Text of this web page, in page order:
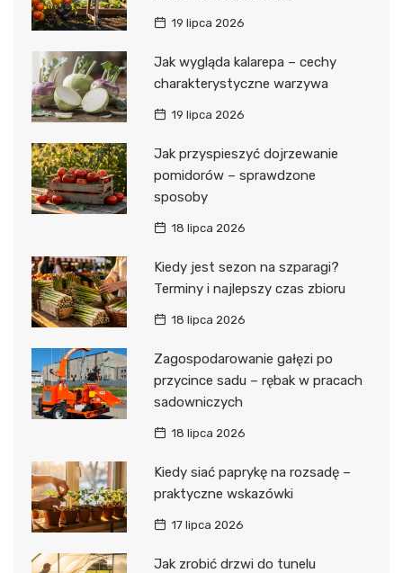
19 lipca 2026
Jak wygląda kalarepa – cechy
charakterystyczne warzywa
19 lipca 2026
Jak przyspieszyć dojrzewanie
pomidorów – sprawdzone
sposoby
18 lipca 2026
Kiedy jest sezon na szparagi?
Terminy i najlepszy czas zbioru
18 lipca 2026
Zagospodarowanie gałęzi po
przycince sadu – rębak w pracach
sadowniczych
18 lipca 2026
Kiedy siać paprykę na rozsadę –
praktyczne wskazówki
17 lipca 2026
Jak zrobić drzwi do tunelu